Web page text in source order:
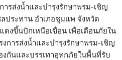
ารส่งน้ำและบำรุงรักษาพรม-เชิญ
ประทาน อำเภอชุมแพ จังหวัด
งขึ้นปักเหนือเขื่อน เพื่อเตือนภัยใน
การส่งน้ำและบำรุงรักษาพรม-เชิญ
กันและบรรเทาอุทกภัยในพื้นที่รับ